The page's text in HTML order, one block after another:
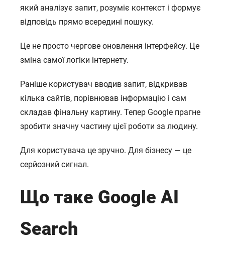
який аналізує запит, розуміє контекст і формує
відповідь прямо всередині пошуку.
Це не просто чергове оновлення інтерфейсу. Це
зміна самої логіки інтернету.
Раніше користувач вводив запит, відкривав
кілька сайтів, порівнював інформацію і сам
складав фінальну картину. Тепер Google прагне
зробити значну частину цієї роботи за людину.
Для користувача це зручно. Для бізнесу — це
серйозний сигнал.
Що таке Google AI
Search